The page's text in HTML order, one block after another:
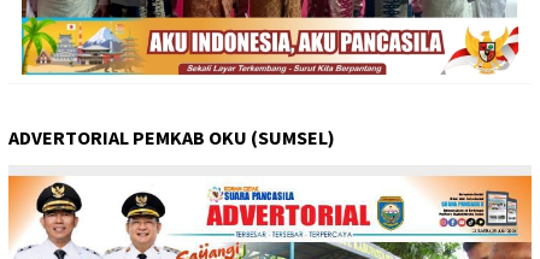
ADVERTORIAL PEMKAB OKU (SUMSEL)